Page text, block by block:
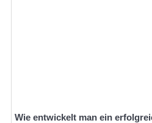
Wie entwickelt man ein